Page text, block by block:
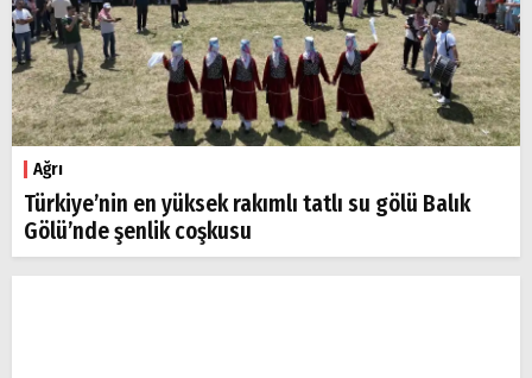
Ağrı
Türkiye’nin en yüksek rakımlı tatlı su gölü Balık
Gölü’nde şenlik coşkusu